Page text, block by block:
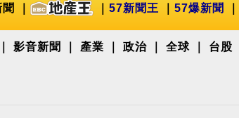
57新聞王 57爆新聞
影音新聞 產業 政治 全球 台股